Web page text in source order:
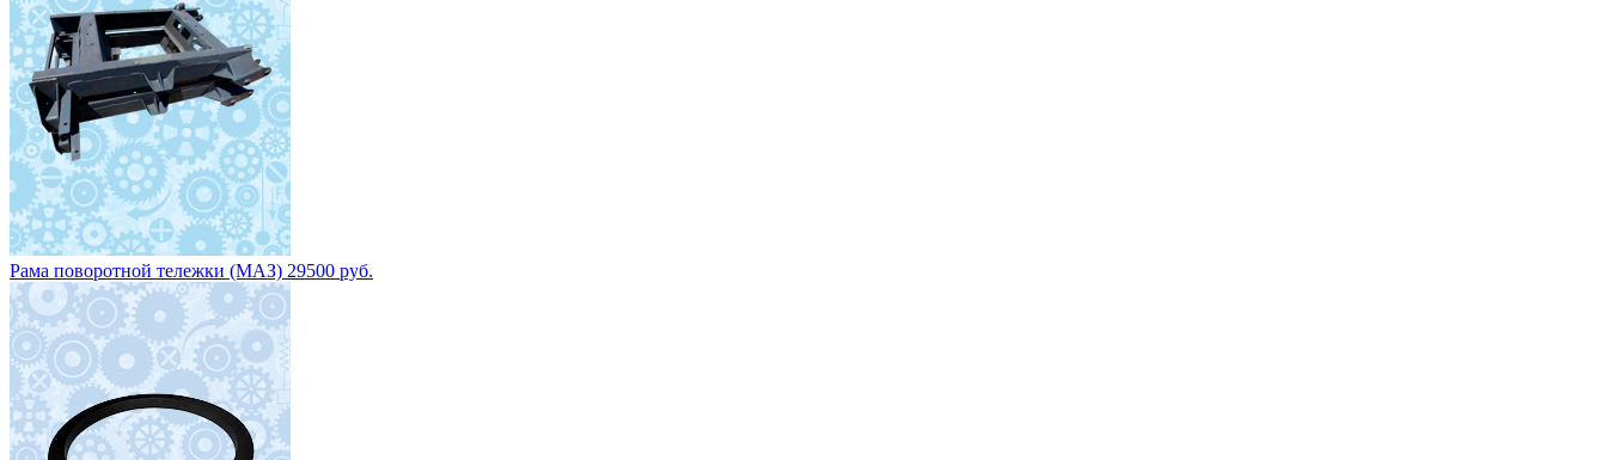
Круг поворотный НЕФАЗ 8602-2704010 цена 15 200 руб.